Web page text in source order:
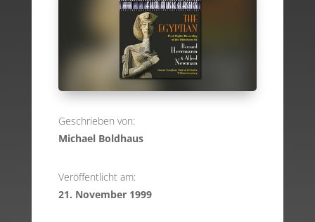
Geschrieben von:
Michael Boldhaus
Veröffentlicht am:
21. November 1999